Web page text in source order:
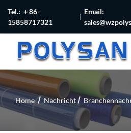
Tel.: ＋86-
15858717321
Email:
Home Nachricht